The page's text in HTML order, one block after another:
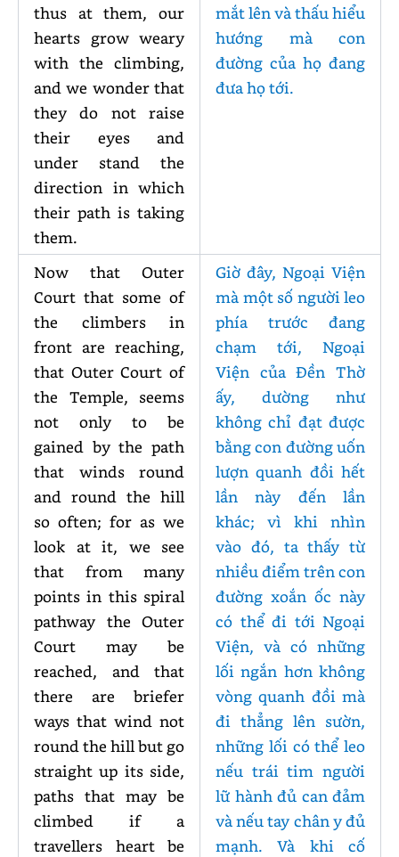
thus at them, our
hearts grow weary
with the climbing,
and we wonder that
they do not raise
their eyes and
under stand the
direction in which
their path is taking
them.
mắt lên và thấu hiểu
hướng mà con
đường của họ đang
đưa họ tới.
Now that Outer
Court that some of
the climbers in
front are reaching,
that Outer Court of
the Temple, seems
not only to be
gained by the path
that winds round
and round the hill
so often; for as we
look at it, we see
that from many
points in this spiral
pathway the Outer
Court may be
reached, and that
there are briefer
ways that wind not
round the hill but go
straight up its side,
paths that may be
climbed if a
travellers heart be
Giờ đây, Ngoại Viện
mà một số người leo
phía trước đang
chạm tới, Ngoại
Viện của Đền Thờ
ấy, dường như
không chỉ đạt được
bằng con đường uốn
lượn quanh đồi hết
lần này đến lần
khác; vì khi nhìn
vào đó, ta thấy từ
nhiều điểm trên con
đường xoắn ốc này
có thể đi tới Ngoại
Viện, và có những
lối ngắn hơn không
vòng quanh đồi mà
đi thẳng lên sườn,
những lối có thể leo
nếu trái tim người
lữ hành đủ can đảm
và nếu tay chân y đủ
mạnh. Và khi cố